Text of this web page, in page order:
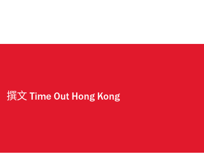
撰文 Time Out Hong Kong